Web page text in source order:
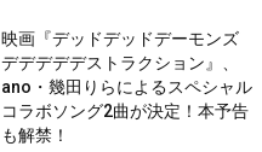
映画『デッドデッドデーモンズ
デデデデデストラクション』、
ano・幾田りらによるスペシャル
コラボソング2曲が決定！本予告
も解禁！